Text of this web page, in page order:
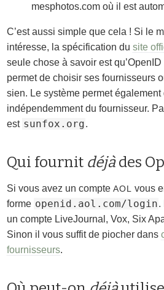
mesphotos.com où il est
C’est aussi simple que cela ! Si le
intéresse, la spécification dusite
seule chose à savoir est
permet de choisir ses fournisseurs
sien. Le système permet
indépendemment du fournisseur.
est sunfox.org.
Qui fournit déjàdes
Si vous avez un compteAOL
vous
forme openid.aol.com/login.
un compte LiveJournal, Vox, Six
Sinon il vous suffit de piocher dans
fournisseurs.